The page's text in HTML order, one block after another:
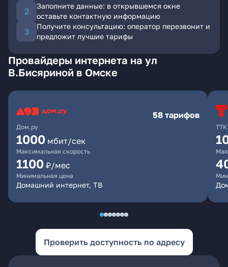
Заполните данные: в открывшемся окне
оставьте контактную информацию
Получите консультацию: оператор перезвонит и
предложит лучшие тарифы
Провайдеры интернета на ул
В.Бисяриной в Омске
Дом.ру
58 тарифов
1000 мбит/сек
Максимальная скорость
1100 ₽/мес
Минимальная цена
Домашний интернет, ТВ
ТТК
Проверить доступность по адресу